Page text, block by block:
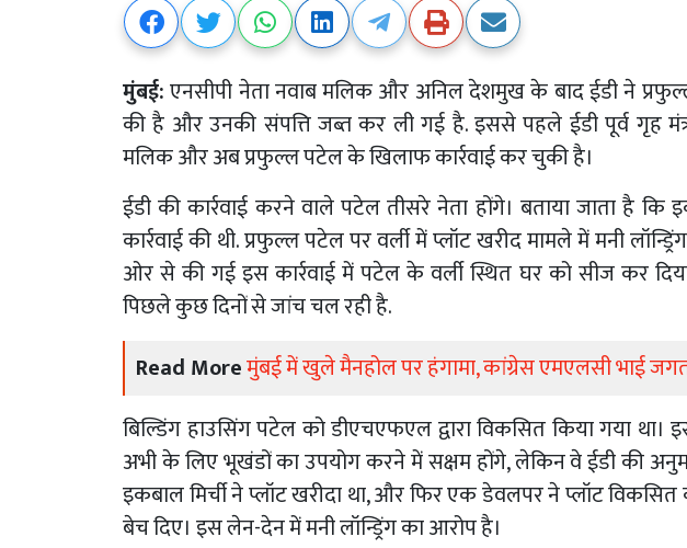
मुंबई:एनसीपी नेता नवाब मलिक और अनिल देशमुख के बाद ईडी ने
की है और उनकी संपत्ति जब्त कर ली गई है. इससे पहले ईडी पूर्व गृह
मलिक और अब प्रफुल्ल पटेल के खिलाफ कार्रवाई कर चुकी है।
ईडी की कार्रवाई करने वाले पटेल तीसरे नेता होंगे। बताया जाता है कि
कार्रवाई की थी. प्रफुल्ल पटेल पर वर्ली में प्लॉट खरीद मामले में मनी
ओर से की गई इस कार्रवाई में पटेल के वर्ली स्थित घर को सीज कर
पिछले कुछ दिनों से जांच चल रही है.
Read Moreमुंबई में खुले मैनहोल पर हंगामा, कांग्रेस एमएलसी भाई
बिल्डिंग हाउसिंग पटेल को डीएचएफएल द्वारा विकसित किया गया
अभी के लिए भूखंडों का उपयोग करने में सक्षम होंगे, लेकिन वे ईडी की
इकबाल मिर्ची ने प्लॉट खरीदा था, और फिर एक डेवलपर ने प्लॉट
बेच दिए। इस लेन-देन में मनी लॉन्ड्रिंग का आरोप है।